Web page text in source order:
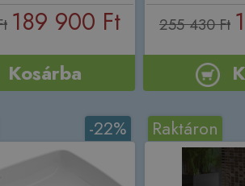
189 900 Ft
Kosárba
255 430 Ft
-22% Raktáron